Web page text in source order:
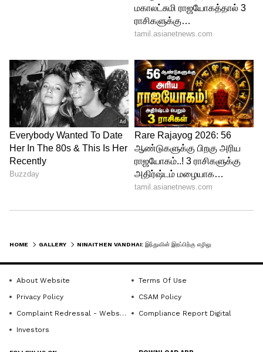
இருப்பதாக சொல்லி வர மறுத்து விட்ட
விஷயம் தெரிய வருகிறது. இப்படியான
என்பது குறித்து அறிய நினைத்தேன்
வந்தாய் சீரியலை உங்கள் ஜீ தமிழ்
தொலைக்காட்சியில் காண தவறாதீர்கள்.
கேன்ஸ் திரைப்பட விழாவில்... ரெட்
கார்பெட்டில் ஜொலித்த தென்னிந்திய
மைக்கில் ஜாக்சன் பிரபு தேவா! வைரல்
HOME GALLERY
About Website
Terms Of Use
Privacy Policy
CSAM Policy
Complaint Redressal - Website
Compliance Report Digital
Investors